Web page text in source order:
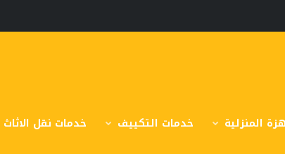
المنزلية خدمات التكييف خدمات نقل الاثاث